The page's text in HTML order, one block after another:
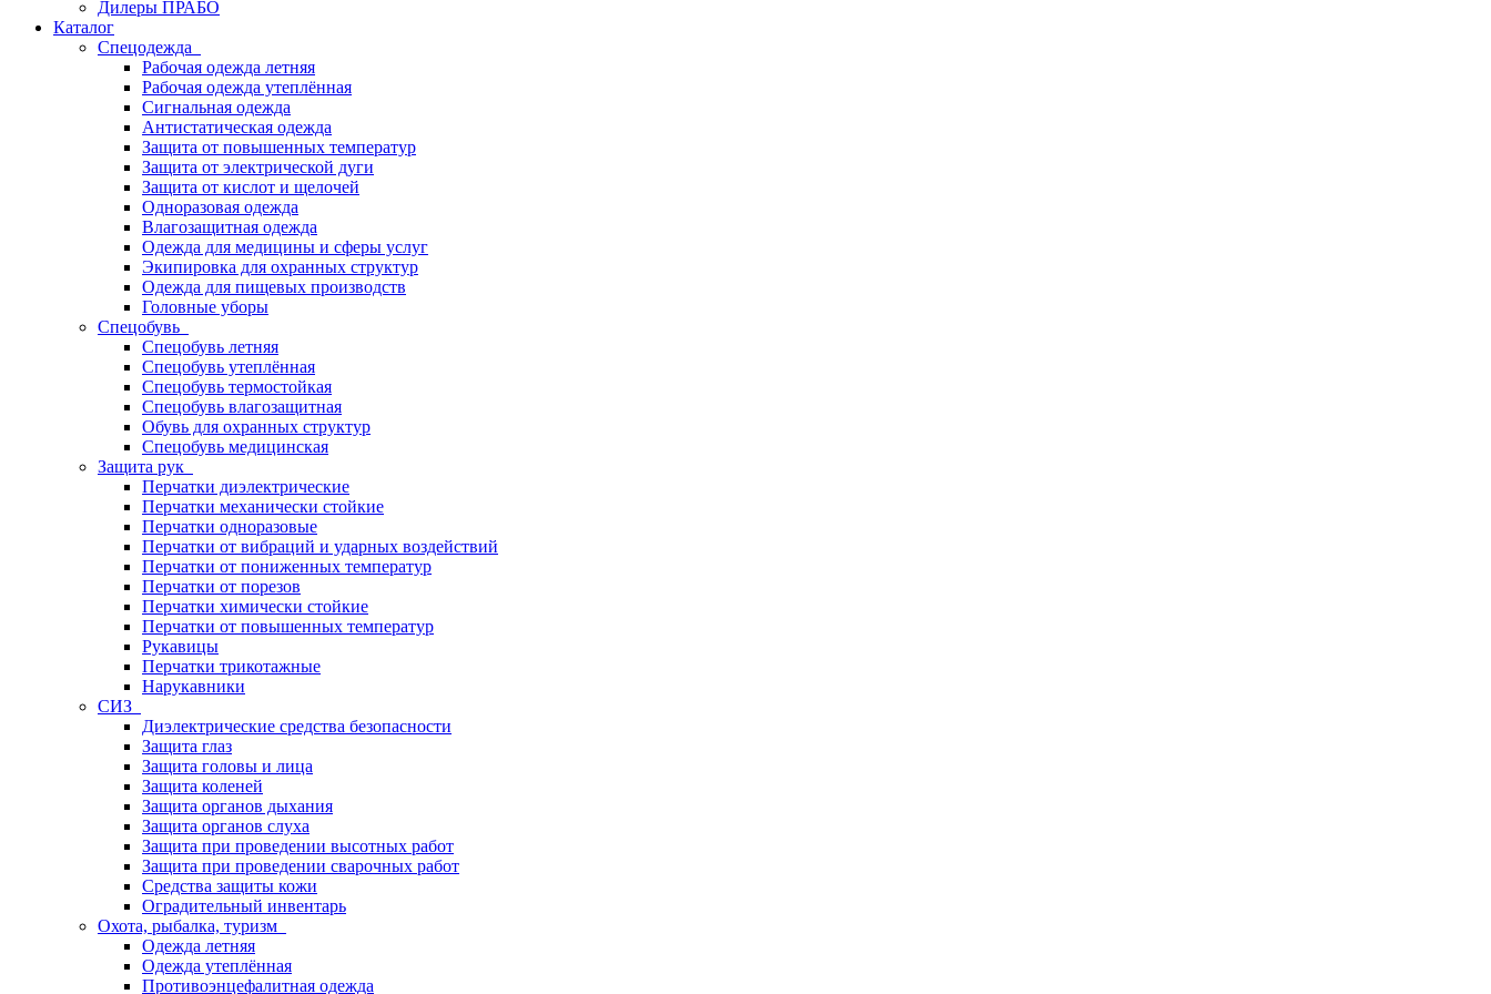
Дилеры ПРАБО
Каталог
Спецодежда
Рабочая одежда летняя
Рабочая одежда утеплённая
Сигнальная одежда
Антистатическая одежда
Защита от повышенных температур
Защита от электрической дуги
Защита от кислот и щелочей
Одноразовая одежда
Влагозащитная одежда
Одежда для медицины и сферы услуг
Экипировка для охранных структур
Одежда для пищевых производств
Головные уборы
Спецобувь
Спецобувь летняя
Спецобувь утеплённая
Спецобувь термостойкая
Спецобувь влагозащитная
Обувь для охранных структур
Спецобувь медицинская
Защита рук
Перчатки диэлектрические
Перчатки механически стойкие
Перчатки одноразовые
Перчатки от вибраций и ударных воздействий
Перчатки от пониженных температур
Перчатки от порезов
Перчатки химически стойкие
Перчатки от повышенных температур
Рукавицы
Перчатки трикотажные
Нарукавники
СИЗ
Диэлектрические средства безопасности
Защита глаз
Защита головы и лица
Защита коленей
Защита органов дыхания
Защита органов слуха
Защита при проведении высотных работ
Защита при проведении сварочных работ
Средства защиты кожи
Оградительный инвентарь
Охота, рыбалка, туризм
Одежда летняя
Одежда утеплённая
Противоэнцефалитная одежда